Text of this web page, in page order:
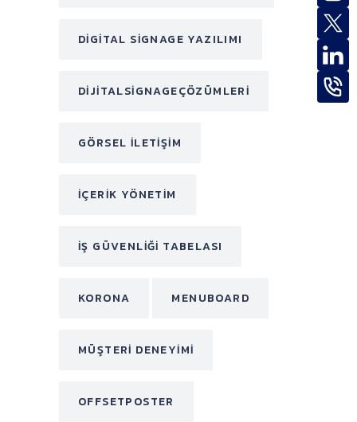
DIGITAL SIGNAGE YAZILIMI
DIJITALSIGNAGEÇÖZÜMLERI
GÖRSEL ILETIŞIM
IÇERIK YÖNETIM
IŞ GÜVENLIĞI TABELASI
KORONA MENUBOARD
MÜŞTERI DENEYIMI
OFFSETPOSTER